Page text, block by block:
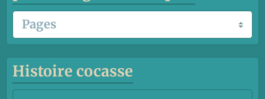
Histoire cocasse